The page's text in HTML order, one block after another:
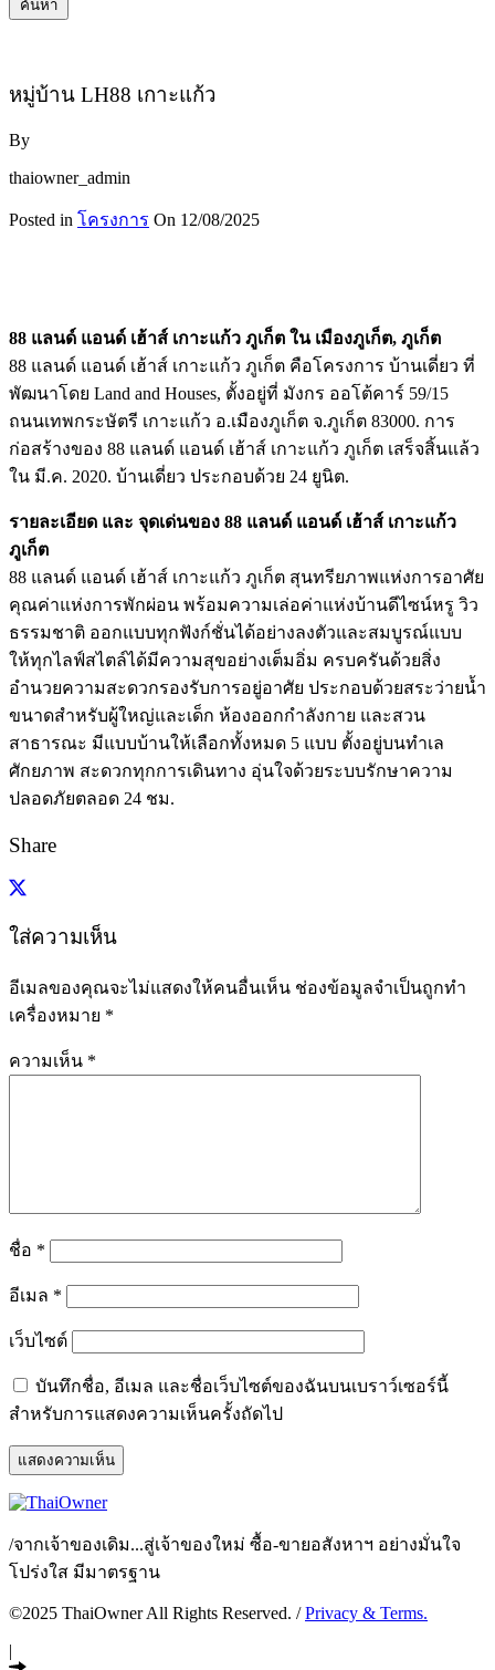
ค้นหา
หมู่บ้าน LH88 เกาะแก้ว
By
thaiowner_admin
Posted in โครงการ On 12/08/2025
88 แลนด์ แอนด์ เฮ้าส์ เกาะแก้ว ภูเก็ต ใน เมืองภูเก็ต, ภูเก็ต
88 แลนด์ แอนด์ เฮ้าส์ เกาะแก้ว ภูเก็ต คือโครงการ บ้านเดี่ยว ที่
พัฒนาโดย Land and Houses, ตั้งอยู่ที่ มังกร ออโต้คาร์ 59/15
ถนนเทพกระษัตรี เกาะแก้ว อ.เมืองภูเก็ต จ.ภูเก็ต 83000. การ
ก่อสร้างของ 88 แลนด์ แอนด์ เฮ้าส์ เกาะแก้ว ภูเก็ต เสร็จสิ้นแล้ว
ใน มี.ค. 2020. บ้านเดี่ยว ประกอบด้วย 24 ยูนิต.
รายละเอียด และ จุดเด่นของ 88 แลนด์ แอนด์ เฮ้าส์ เกาะแก้ว
ภูเก็ต
88 แลนด์ แอนด์ เฮ้าส์ เกาะแก้ว ภูเก็ต สุนทรียภาพแห่งการอาศัย
คุณค่าแห่งการพักผ่อน พร้อมความเล่อค่าแห่งบ้านดีไซน์หรู วิว
ธรรมชาติ ออกแบบทุกฟังก์ชั่นได้อย่างลงตัวและสมบูรณ์แบบ
ให้ทุกไลฟ์สไตล์ได้มีความสุขอย่างเต็มอิ่ม ครบครันด้วยสิ่ง
อำนวยความสะดวกรองรับการอยู่อาศัย ประกอบด้วยสระว่ายน้ำ
ขนาดสำหรับผู้ใหญ่และเด็ก ห้องออกกำลังกาย และสวน
สาธารณะ มีแบบบ้านให้เลือกทั้งหมด 5 แบบ ตั้งอยู่บนทำเล
ศักยภาพ สะดวกทุกการเดินทาง อุ่นใจด้วยระบบรักษาความ
ปลอดภัยตลอด 24 ชม.
Share
ใส่ความเห็น
อีเมลของคุณจะไม่แสดงให้คนอื่นเห็น ช่องข้อมูลจำเป็นถูกทำ
เครื่องหมาย *
ความเห็น *
ชื่อ *
อีเมล *
เว็บไซต์
บันทึกชื่อ, อีเมล และชื่อเว็บไซต์ของฉันบนเบราว์เซอร์นี้
สำหรับการแสดงความเห็นครั้งถัดไป
/จากเจ้าของเดิม...สู่เจ้าของใหม่ ซื้อ-ขายอสังหาฯ อย่างมั่นใจ
โปร่งใส มีมาตรฐาน
©2025 ThaiOwner All Rights Reserved. /Privacy & Terms.
|